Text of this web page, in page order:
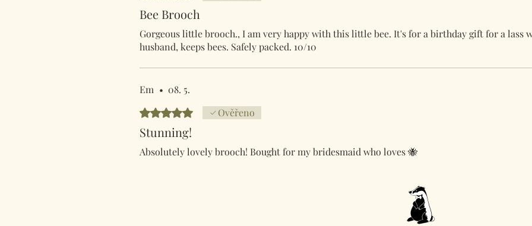
Bee Brooch
Gorgeous little brooch., I am very happy with this little bee. It's for a birthday gift for a lass
husband, keeps bees. Safely packed. 10/10
Em • 08. 5.
Hodnoceno 5 z 5 hvězdiček.
Ověřeno
Stunning!
Absolutely lovely brooch! Bought for my bridesmaid who loves 🐝